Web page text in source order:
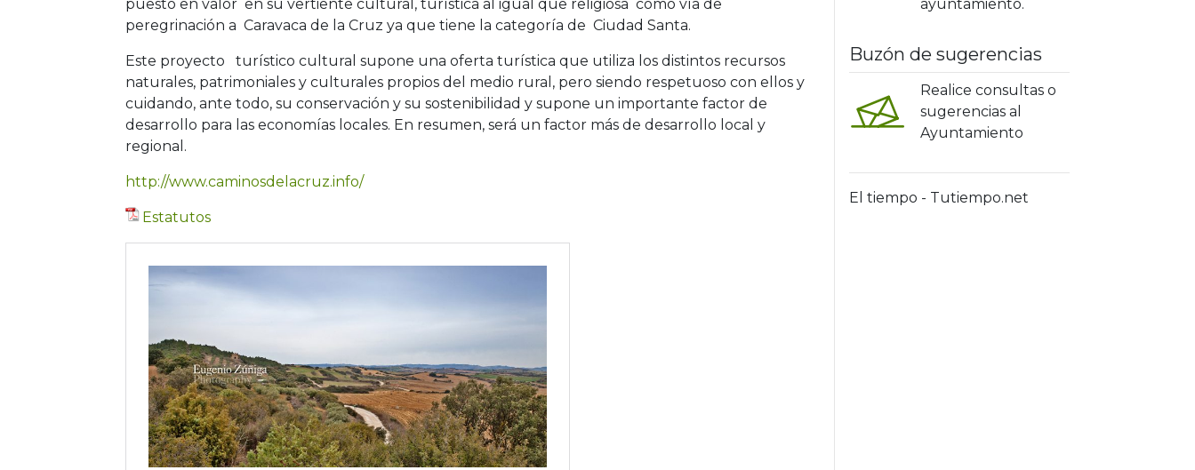
puesto en valor en su vertiente cultural, turística al igual que religiosa como vía de
peregrinación a Caravaca de la Cruz ya que tiene la categoría de Ciudad Santa.
Este proyecto turístico cultural supone una oferta turística que utiliza los distintos recursos
naturales, patrimoniales y culturales propios del medio rural, pero siendo respetuoso con ellos y
cuidando, ante todo, su conservación y su sostenibilidad y supone un importante factor de
desarrollo para las economías locales. En resumen, será un factor más de desarrollo local y
regional.
http://www.caminosdelacruz.info/
Estatutos
ayuntamiento.
Buzón de sugerencias
Realice consultas o
sugerencias al
Ayuntamiento
El tiempo - Tutiempo.net